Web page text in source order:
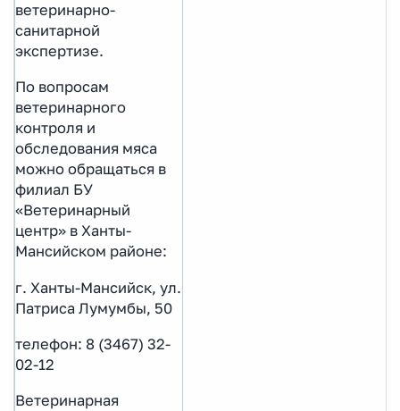
ветеринарно-
санитарной
экспертизе.
По вопросам
ветеринарного
контроля и
обследования мяса
можно обращаться в
филиал БУ
«Ветеринарный
центр» в Ханты-
Мансийском районе:
г. Ханты-Мансийск, ул.
Патриса Лумумбы, 50
телефон: 8 (3467) 32-
02-12
Ветеринарная